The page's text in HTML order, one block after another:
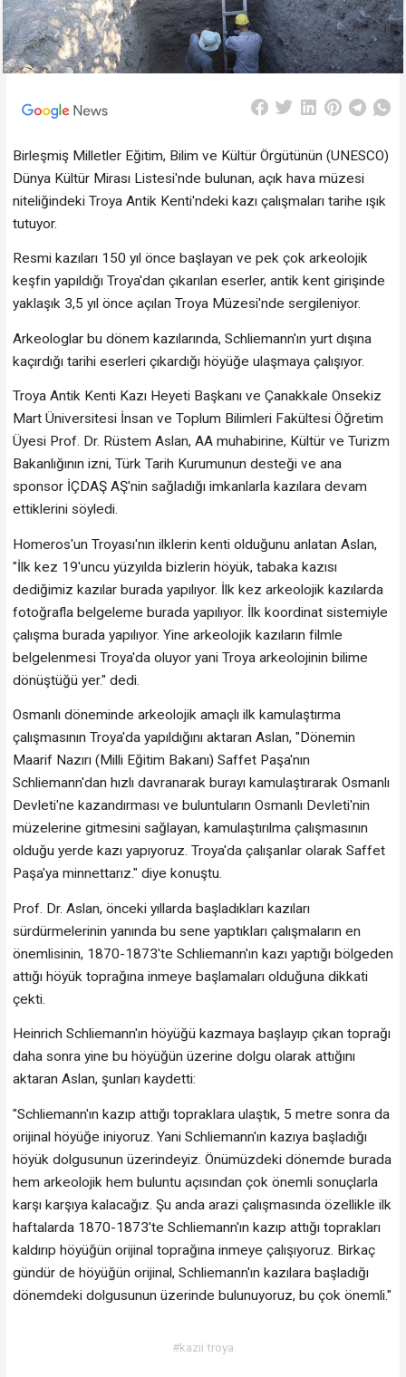
Birleşmiş Milletler Eğitim, Bilim ve Kültür Örgütünün (UNESCO)
Dünya Kültür Mirası Listesi'nde bulunan, açık hava müzesi
niteliğindeki Troya Antik Kenti'ndeki kazı çalışmaları tarihe ışık
tutuyor.
Resmi kazıları 150 yıl önce başlayan ve pek çok arkeolojik
keşfin yapıldığı Troya'dan çıkarılan eserler, antik kent girişinde
yaklaşık 3,5 yıl önce açılan Troya Müzesi'nde sergileniyor.
Arkeologlar bu dönem kazılarında, Schliemann'ın yurt dışına
kaçırdığı tarihi eserleri çıkardığı höyüğe ulaşmaya çalışıyor.
Troya Antik Kenti Kazı Heyeti Başkanı ve Çanakkale Onsekiz
Mart Üniversitesi İnsan ve Toplum Bilimleri Fakültesi Öğretim
Üyesi Prof. Dr. Rüstem Aslan, AA muhabirine, Kültür ve Turizm
Bakanlığının izni, Türk Tarih Kurumunun desteği ve ana
sponsor İÇDAŞ AŞ'nin sağladığı imkanlarla kazılara devam
ettiklerini söyledi.
Homeros'un Troyası'nın ilklerin kenti olduğunu anlatan Aslan,
"İlk kez 19'uncu yüzyılda bizlerin höyük, tabaka kazısı
dediğimiz kazılar burada yapılıyor. İlk kez arkeolojik kazılarda
fotoğrafla belgeleme burada yapılıyor. İlk koordinat sistemiyle
çalışma burada yapılıyor. Yine arkeolojik kazıların filmle
belgelenmesi Troya'da oluyor yani Troya arkeolojinin bilime
dönüştüğü yer." dedi.
Osmanlı döneminde arkeolojik amaçlı ilk kamulaştırma
çalışmasının Troya'da yapıldığını aktaran Aslan, "Dönemin
Maarif Nazırı (Milli Eğitim Bakanı) Saffet Paşa'nın
Schliemann'dan hızlı davranarak burayı kamulaştırarak Osmanlı
Devleti'ne kazandırması ve buluntuların Osmanlı Devleti'nin
müzelerine gitmesini sağlayan, kamulaştırılma çalışmasının
olduğu yerde kazı yapıyoruz. Troya'da çalışanlar olarak Saffet
Paşa'ya minnettarız." diye konuştu.
Prof. Dr. Aslan, önceki yıllarda başladıkları kazıları
sürdürmelerinin yanında bu sene yaptıkları çalışmaların en
önemlisinin, 1870-1873'te Schliemann'ın kazı yaptığı bölgeden
attığı höyük toprağına inmeye başlamaları olduğuna dikkati
çekti.
Heinrich Schliemann'ın höyüğü kazmaya başlayıp çıkan toprağı
daha sonra yine bu höyüğün üzerine dolgu olarak attığını
aktaran Aslan, şunları kaydetti:
"Schliemann'ın kazıp attığı topraklara ulaştık, 5 metre sonra da
orijinal höyüğe iniyoruz. Yani Schliemann'ın kazıya başladığı
höyük dolgusunun üzerindeyiz. Önümüzdeki dönemde burada
hem arkeolojik hem buluntu açısından çok önemli sonuçlarla
karşı karşıya kalacağız. Şu anda arazi çalışmasında özellikle ilk
haftalarda 1870-1873'te Schliemann'ın kazıp attığı toprakları
kaldırıp höyüğün orijinal toprağına inmeye çalışıyoruz. Birkaç
gündür de höyüğün orijinal, Schliemann'ın kazılara başladığı
dönemdeki dolgusunun üzerinde bulunuyoruz, bu çok önemli."
#kazıi troya